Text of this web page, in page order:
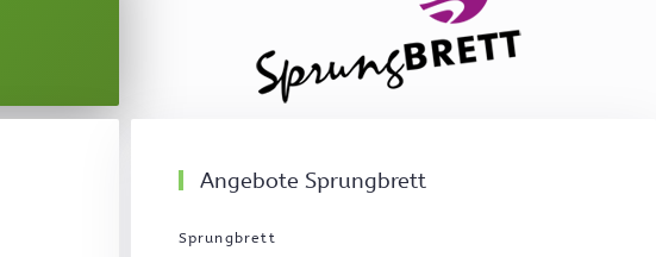
Angebote Sprungbrett
Sprungbrett